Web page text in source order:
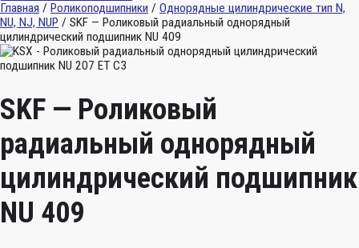
Главная / Роликоподшипники / Однорядные цилиндрические тип N,
NU, NJ, NUP / SKF — Роликовый радиальный однорядный
цилиндрический подшипник NU 409
SKF — Роликовый
радиальный однорядный
цилиндрический подшипник
NU 409